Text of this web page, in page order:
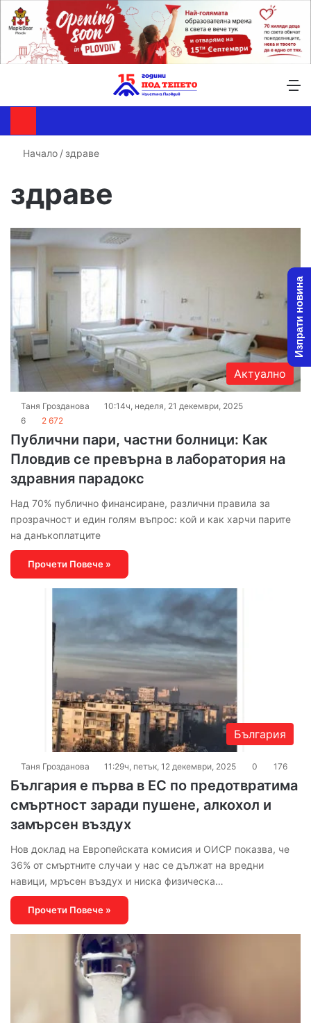
Начало /здраве
здраве
Актуално
Таня Грозданова
10:14ч, неделя, 21 декември, 2025
6
2 672
Публични пари, частни болници: Как
Пловдив се превърна в лаборатория на
здравния парадокс
Над 70% публично финансиране, различни правила за
прозрачност и един голям въпрос: кой и как харчи парите
на данъкоплатците
Прочети Повече »
България
Таня Грозданова 11:29ч, петък, 12 декември, 2025 0 176
България е първа в ЕС по предотвратима
смъртност заради пушене, алкохол и
замърсен въздух
Нов доклад на Европейската комисия и ОИСР показва, че
36% от смъртните случаи у нас се дължат на вредни
навици, мръсен въздух и ниска физическа…
Прочети Повече »
Изпрати новина